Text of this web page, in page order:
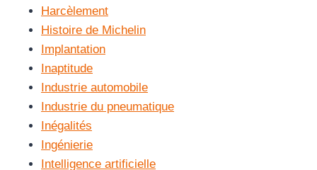
Harcèlement
Histoire de Michelin
Implantation
Inaptitude
Industrie automobile
Industrie du pneumatique
Inégalités
Ingénierie
Intelligence artificielle